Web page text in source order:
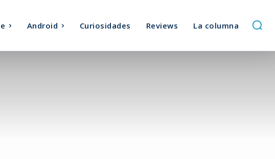
Android Curiosidades Reviews La columna